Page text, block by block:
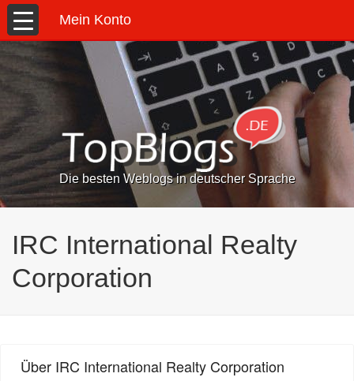
Mein Konto
Die besten Weblogs in deutscher Sprache
IRC International Realty
Corporation
Über IRC International Realty Corporation